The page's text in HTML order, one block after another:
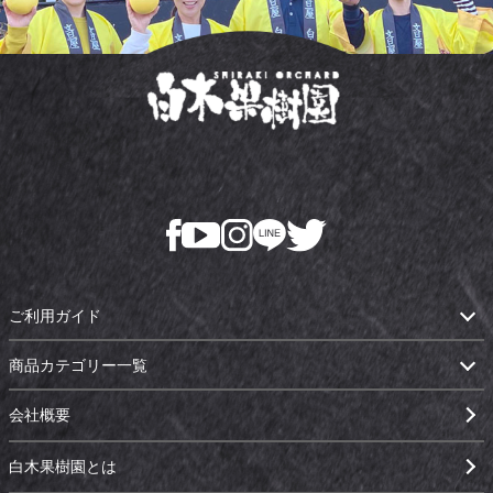
ご利用ガイド
商品カテゴリー一覧
会社概要
白木果樹園とは